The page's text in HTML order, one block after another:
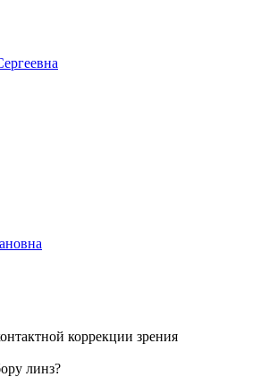
коррекции зрения
линз?